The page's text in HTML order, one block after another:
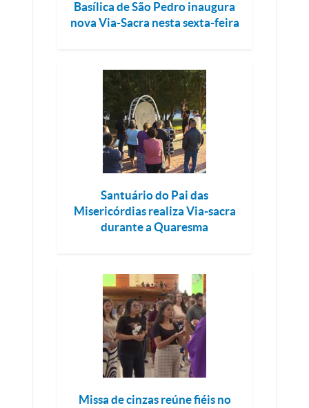
Basílica de São Pedro inaugura
nova Via-Sacra nesta sexta-feira
Santuário do Pai das
Misericórdias realiza Via-sacra
durante a Quaresma
Missa de cinzas reúne fiéis no